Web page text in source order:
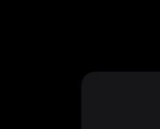
directamente